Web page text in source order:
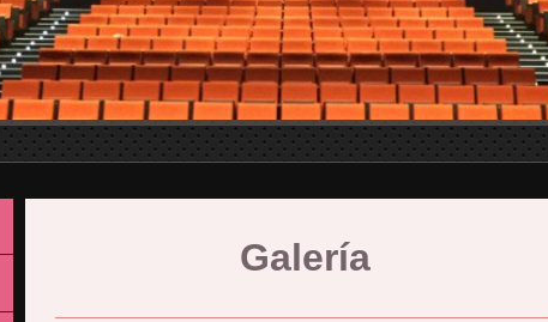
Galería